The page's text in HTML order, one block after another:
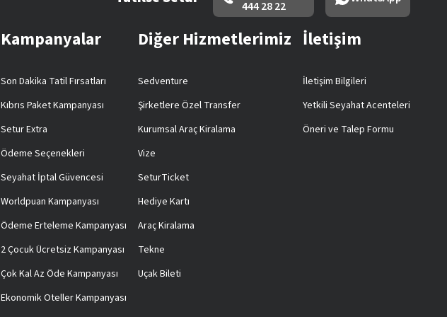
444 28 22
Kampanyalar
Son Dakika Tatil Fırsatları
Kıbrıs Paket Kampanyası
Setur Extra
Ödeme Seçenekleri
Seyahat İptal Güvencesi
Worldpuan Kampanyası
Ödeme Erteleme Kampanyası
2 Çocuk Ücretsiz Kampanyası
Çok Kal Az Öde Kampanyası
Ekonomik Oteller Kampanyası
Diğer Hizmetlerimiz
Sedventure
Şirketlere Özel Transfer
Kurumsal Araç Kiralama
Vize
SeturTicket
Hediye Kartı
Araç Kiralama
Tekne
Uçak Bileti
İletişim
İletişim Bilgileri
Yetkili Seyahat Acenteleri
Öneri ve Talep Formu